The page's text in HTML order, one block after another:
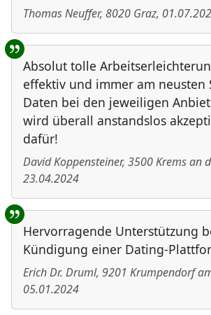
Thomas Neuffer, 8020 Graz,
Absolut tolle
effektiv und immer am neusten
Daten bei den jeweiligen
wird überall anstandslos
dafür!
David Koppensteiner, 3500Krems an
23.04.2024
Hervorragende Unterstützung
Kündigung einer Dating-
Erich Dr. Druml, 9201 Krumpendorf
05.01.2024